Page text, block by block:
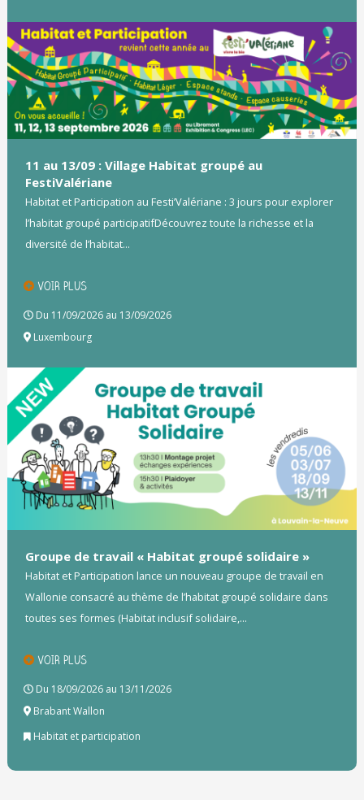
11 au 13/09 : Village Habitat groupé au
FestiValériane
Habitat et Participation au Festi’Valériane : 3 jours pour explorer
l’habitat groupé participatifDécouvrez toute la richesse et la
diversité de l’habitat...
VOIR PLUS
Du 11/09/2026 au 13/09/2026
Luxembourg
Groupe de travail « Habitat groupé solidaire »
Habitat et Participation lance un nouveau groupe de travail en
Wallonie consacré au thème de l’habitat groupé solidaire dans
toutes ses formes (Habitat inclusif solidaire,...
VOIR PLUS
Du 18/09/2026 au 13/11/2026
Brabant Wallon
Habitat et participation